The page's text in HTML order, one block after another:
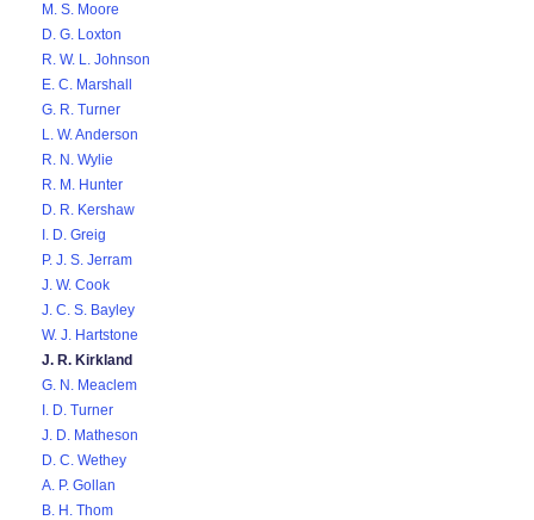
M. S. Moore
D. G. Loxton
R. W. L. Johnson
E. C. Marshall
G. R. Turner
L. W. Anderson
R. N. Wylie
R. M. Hunter
D. R. Kershaw
I. D. Greig
P. J. S. Jerram
J. W. Cook
J. C. S. Bayley
W. J. Hartstone
J. R. Kirkland
G. N. Meaclem
I. D. Turner
J. D. Matheson
D. C. Wethey
A. P. Gollan
B. H. Thom